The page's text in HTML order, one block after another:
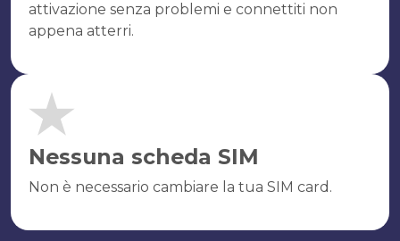
attivazione senza problemi e connettiti non
appena atterri.
Nessuna scheda SIM
Non è necessario cambiare la tua SIM card.